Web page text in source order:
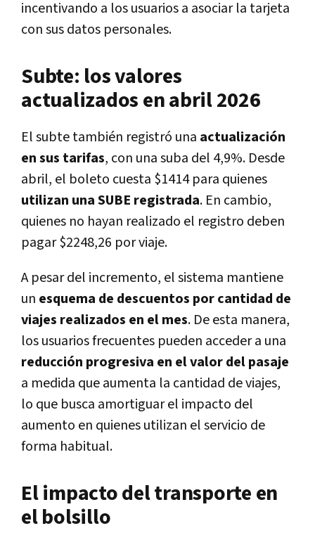
incentivando a los usuarios a asociar la tarjeta
con sus datos personales.
Subte: los valores
actualizados en abril 2026
El subte también registró una actualización
en sus tarifas, con una suba del 4,9%. Desde
abril, el boleto cuesta $1414 para quienes
utilizan una SUBE registrada. En cambio,
quienes no hayan realizado el registro deben
pagar $2248,26 por viaje.
A pesar del incremento, el sistema mantiene
un esquema de descuentos por cantidad de
viajes realizados en el mes. De esta manera,
los usuarios frecuentes pueden acceder a una
reducción progresiva en el valor del pasaje
a medida que aumenta la cantidad de viajes,
lo que busca amortiguar el impacto del
aumento en quienes utilizan el servicio de
forma habitual.
El impacto del transporte en
el bolsillo